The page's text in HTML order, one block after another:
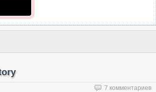
7 комментариев